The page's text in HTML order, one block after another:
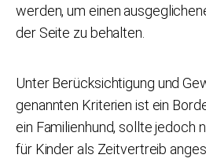
werden, um einen
der Seite zu behalten.
Unter Berücksichtigung und
genannten Kriterien ist ein
ein Familienhund, sollte jedoch
für Kinder als Zeitvertreib